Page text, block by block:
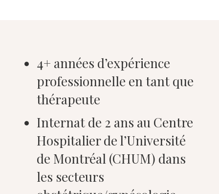
4+ années d’expérience
professionnelle en tant que
thérapeute
Internat de 2 ans au Centre
Hospitalier de l’Université
de Montréal (CHUM) dans
les secteurs